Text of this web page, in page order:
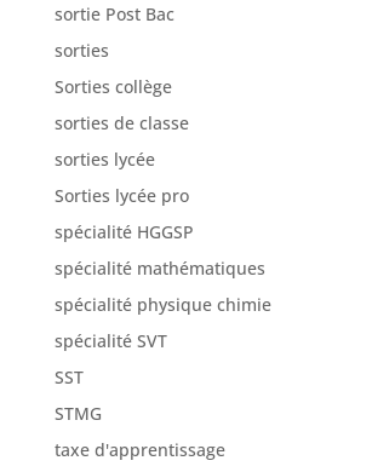
sortie Post Bac
sorties
Sorties collège
sorties de classe
sorties lycée
Sorties lycée pro
spécialité HGGSP
spécialité mathématiques
spécialité physique chimie
spécialité SVT
SST
STMG
taxe d'apprentissage